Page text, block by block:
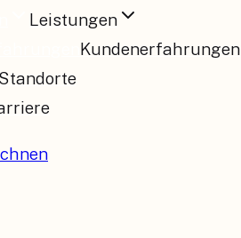
Leistungen
Kundenerfahrungen
Standorte